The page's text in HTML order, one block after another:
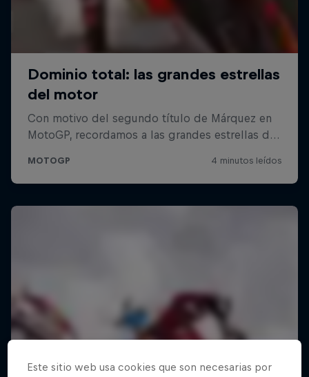
Este sitio web usa cookies que son necesarias por